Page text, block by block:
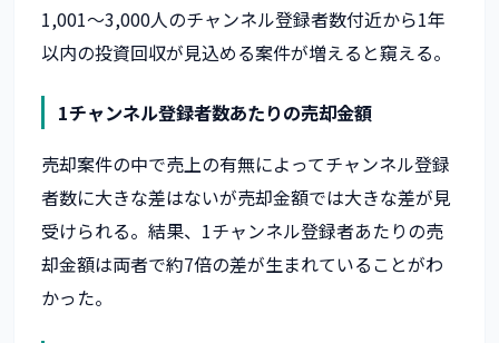
1,001〜3,000人のチャンネル登録者数付近から1年
以内の投資回収が見込める案件が増えると窺える。
1チャンネル登録者数あたりの売却金額
売却案件の中で売上の有無によってチャンネル登録
者数に大きな差はないが売却金額では大きな差が見
受けられる。結果、1チャンネル登録者あたりの売
却金額は両者で約7倍の差が生まれていることがわ
かった。